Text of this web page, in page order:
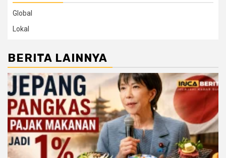
Global
Lokal
BERITA LAINNYA